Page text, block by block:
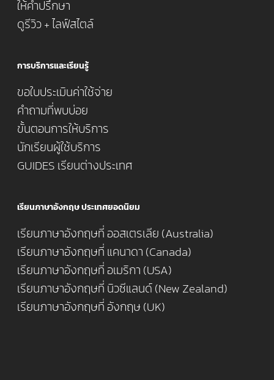
ให้คำปรึกษา
ดูรีวิว + ไลฟ์สไตล์
การบริการและเรียนรู้
ขอใบประเมินค่าใช้จ่าย
คำถามที่พบบ่อย
ขั้นตอนการให้บริการ
นักเรียนผู้ใช้บริการ
GUIDES เรียนต่างประเทศ
เรียนภาษาอังกฤษ ประเทศยอดนิยม
เรียนภาษาอังกฤษที่ ออสเตรเลีย (Australia)
เรียนภาษาอังกฤษที่ แคนาดา (Canada)
เรียนภาษาอังกฤษที่ อเมริกา (USA)
เรียนภาษาอังกฤษที่ นิวซีแลนด์ (New Zealand)
เรียนภาษาอังกฤษที่ อังกฤษ (UK)